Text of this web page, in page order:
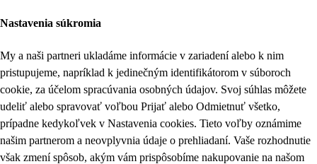
Nastavenia súkromia
My a naši partneri ukladáme informácie v zariadení alebo k nim
pristupujeme, napríklad k jedinečným identifikátorom v súboroch
cookie, za účelom spracúvania osobných údajov. Svoj súhlas môžete
udeliť alebo spravovať voľbou Prijať alebo Odmietnuť všetko,
prípadne kedykoľvek v Nastavenia cookies. Tieto voľby oznámime
našim partnerom a neovplyvnia údaje o prehliadaní. Vaše rozhodnutie
však zmení spôsob, akým vám prispôsobíme nakupovanie na našom